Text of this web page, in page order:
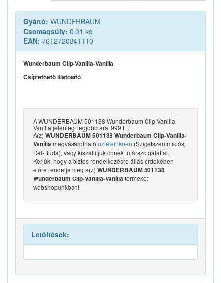
Gyártó: WUNDERBAUM
Csomagsúly: 0.01 kg
EAN: 7612720841110
Wunderbaum Clip-Vanilla-Vanília
Csíptethető illatosító
A WUNDERBAUM 501138 Wunderbaum Clip-Vanilla-
Vanília jelenlegi legjobb ára: 999 Ft.
A(z) WUNDERBAUM 501138 Wunderbaum Clip-Vanilla-
Vanília megvásárolható üzleteinkben (Szigetszentmiklós,
Dél-Buda), vagy kiszállítjuk önnek futárszolgálattal.
Kérjük, hogy a biztos rendelkezésre állás érdekében
előre rendelje meg a(z) WUNDERBAUM 501138
Wunderbaum Clip-Vanilla-Vanília terméket
webshopunkban!
Letöltések: